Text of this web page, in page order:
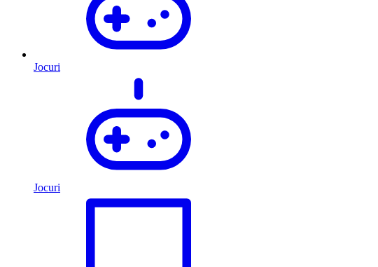
Jocuri
Jocuri